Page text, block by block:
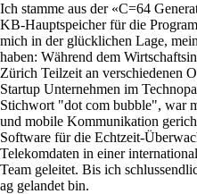
Network
Netzwerke
und gezielt
Ich stamme aus der «C=64
KB-Hauptspeicher für die
mich in der glücklichen Lage,
haben: Während dem
Zürich Teilzeit an verschiedenen
Startup Unternehmen im
Stichwort "dot com bubble", war
und mobile Kommunikation
Software für die Echtzeit-
Telekomdaten in einer
Team geleitet. Bis ich
ag gelandet bin.